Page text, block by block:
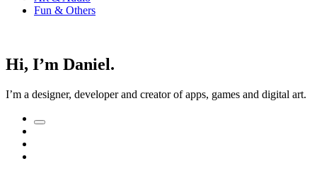
Fun & Others
Hi, I’m Daniel.
I’m a designer, developer and creator of apps, games and digital art.
Suchfeld